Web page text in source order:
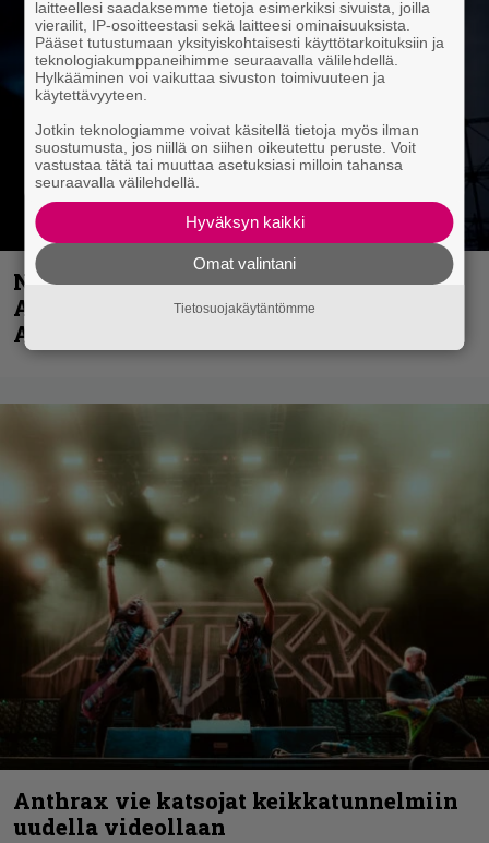
Näin lähtee Ghostin Tobias Forgelta
Accept – menossa mukana myös
Anthrax- ja Korn-miehistöä
Anthrax vie katsojat keikkatunnelmiin
uudella videollaan
laitteellesi saadaksemme tietoja esimerkiksi sivuista, joilla
vierailit, IP-osoitteestasi sekä laitteesi ominaisuuksista.
Pääset tutustumaan yksityiskohtaisesti käyttötarkoituksiin ja
teknologiakumppaneihimme seuraavalla välilehdellä.
Hylkääminen voi vaikuttaa sivuston toimivuuteen ja
käytettävyyteen.
Jotkin teknologiamme voivat käsitellä tietoja myös ilman
suostumusta, jos niillä on siihen oikeutettu peruste. Voit
vastustaa tätä tai muuttaa asetuksiasi milloin tahansa
seuraavalla välilehdellä.
Hyväksyn kaikki
Omat valintani
Tietosuojakäytäntömme